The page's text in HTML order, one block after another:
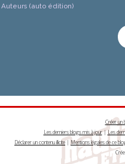
Auteurs (auto édition)
Créer un
Les derniers blogs mis à jour|Les
Déclarer un contenu illicite| Mentions légales de ce